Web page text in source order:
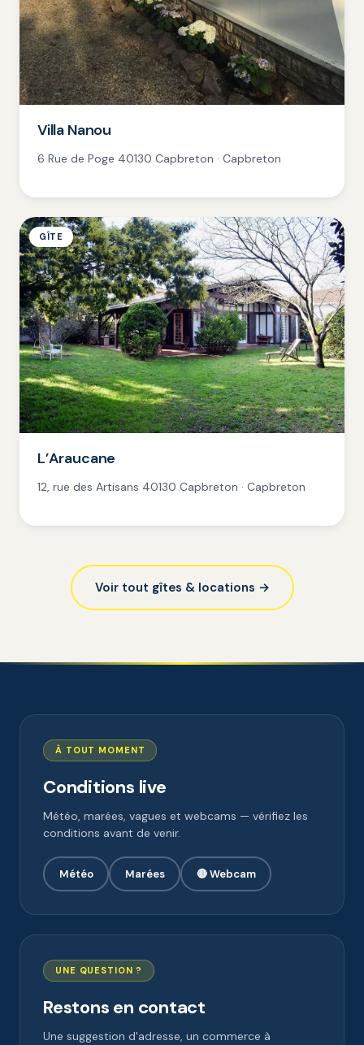
Villa Nanou
6 Rue de Poge 40130 Capbreton · Capbreton
GÎTE
L’Araucane
12, rue des Artisans 40130 Capbreton · Capbreton
Voir tout gîtes & locations →
À TOUT MOMENT
Conditions live
Météo, marées, vagues et webcams — vérifiez les
conditions avant de venir.
Météo Marées 🔴 Webcam
UNE QUESTION ?
Restons en contact
Une suggestion d'adresse, un commerce à